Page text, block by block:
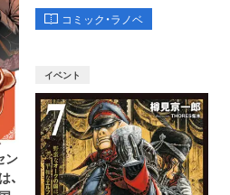
コミック・ラノベ
ン
、
イベント